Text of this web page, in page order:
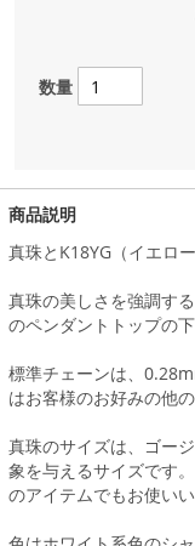
数量
商品説明
真珠とK18YG（イエロ
真珠の美しさを強調す
のペンダントトップの
標準チェーンは、
はお客様のお好みの他
真珠のサイズは、ゴー
象を与えるサイズです
のアイテムでもお使い